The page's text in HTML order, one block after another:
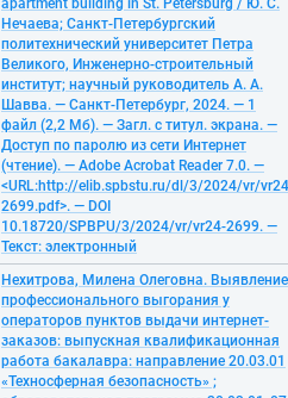
apartment building in St. Petersburg / Ю. С.
Нечаева; Санкт-Петербургский
политехнический университет Петра
Великого, Инженерно-строительный
институт; научный руководитель А. А.
Шавва. — Санкт-Петербург, 2024. — 1
файл (2,2 Мб). — Загл. с титул. экрана. —
Доступ по паролю из сети Интернет
(чтение). — Adobe Acrobat Reader 7.0. —
<URL:http://elib.spbstu.ru/dl/3/2024/vr/
2699.pdf>. — DOI
10.18720/SPBPU/3/2024/vr/vr24-2699. —
Текст: электронный
Нехитрова, Милена Олеговна. Выявление
профессионального выгорания у
операторов пунктов выдачи интернет-
заказов: выпускная квалификационная
работа бакалавра: направление 20.03.01
«Техносферная безопасность» ;